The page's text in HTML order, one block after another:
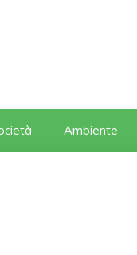
Ambiente